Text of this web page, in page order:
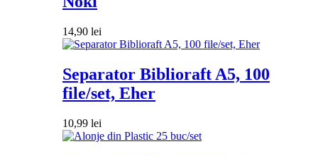
14,90 lei
Separator Biblioraft A5, 100
file/set, Eher
10,99 lei